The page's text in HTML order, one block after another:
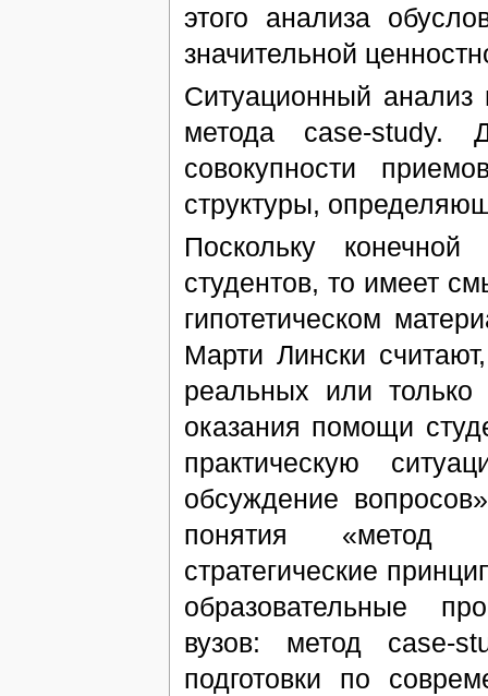
этого анализа
значительной
Ситуационный анализ
метода case-study.
совокупности
структуры,
Поскольку
студентов, то имеет
гипотетическом
Марти Лински
реальных или
оказания помощи
практическую
обсуждение
понятия «метод
стратегические
образовательные
вузов: метод case-
подготовки по